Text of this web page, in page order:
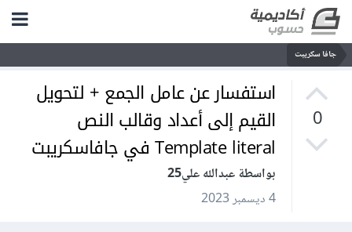
جافا سكريبت
0
استفسار عن عامل الجمع + لتحويل
القيم إلى أعداد وقالب النص
Template literal في جافاسكريبت
بواسطة عبدالله علي25
4 ديسمبر 2023